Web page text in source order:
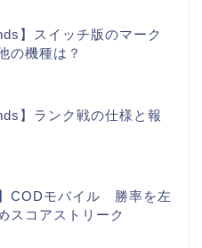
】スイッチ版のマーク
の機種は？
】ランク戦の仕様と報
】CODモバイル 勝率を左
スコアストリーク